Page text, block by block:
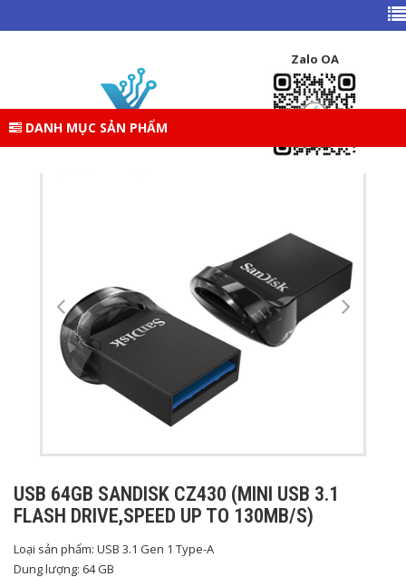
Zalo OA
DANH MỤC SẢN PHẨM
TRANG CHỦ DANH MỤC SẢN PHẨM
PHỤ KIỆN
USB 64GB SANDISK CZ430 (MINI USB 3.1 FLASH
DRIVE,SPEED UP TO 130MB/S)
USB 64GB SANDISK CZ430 (MINI USB 3.1
FLASH DRIVE,SPEED UP TO 130MB/S)
Loại sản phẩm: USB 3.1 Gen 1 Type-A
Dung lượng: 64 GB